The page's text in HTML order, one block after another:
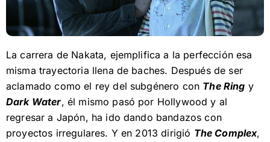
La carrera de Nakata, ejemplifica a la perfección esa
misma trayectoria llena de baches. Después de ser
aclamado como el rey del subgénero con The Ring y
Dark Water, él mismo pasó por Hollywood y al
regresar a Japón, ha ido dando bandazos con
proyectos irregulares. Y en 2013 dirigió The Complex,